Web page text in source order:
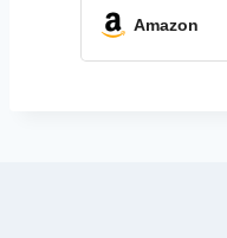
facile à
Amazon